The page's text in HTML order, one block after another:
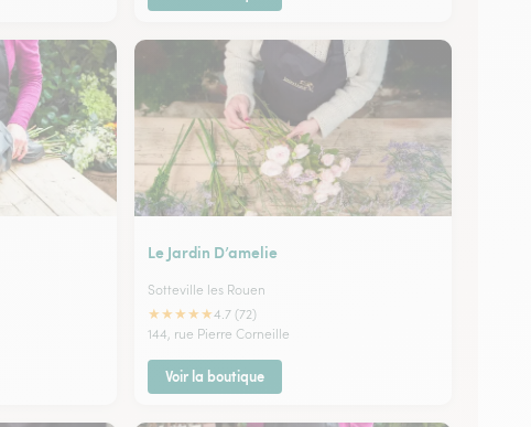
Le Jardin D’amelie
Sotteville les Rouen
★★★★★4.7 (72)
144, rue Pierre Corneille
Voir la boutique